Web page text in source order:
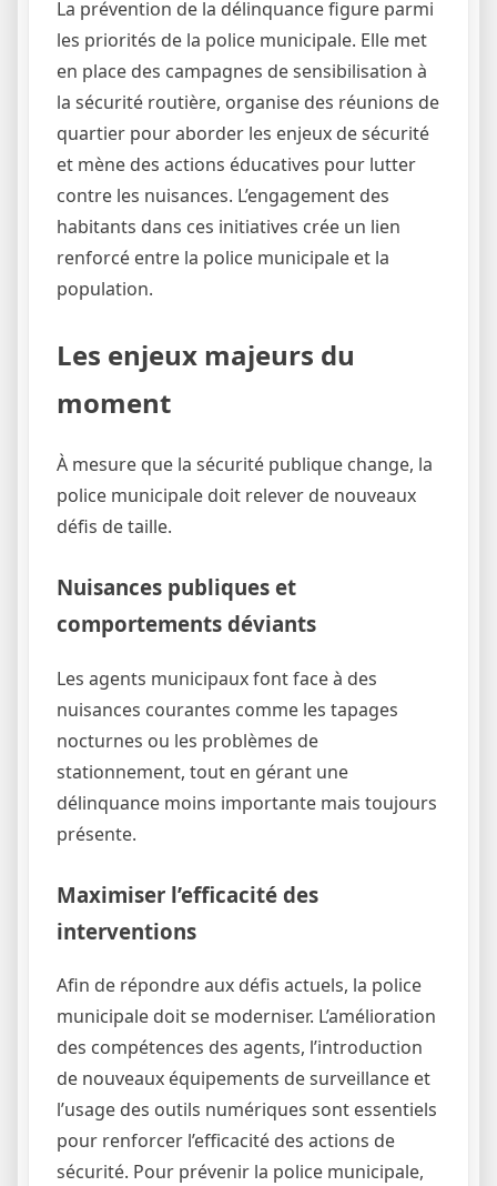
La prévention de la délinquance figure parmi
les priorités de la police municipale. Elle met
en place des campagnes de sensibilisation à
la sécurité routière, organise des réunions de
quartier pour aborder les enjeux de sécurité
et mène des actions éducatives pour lutter
contre les nuisances. L’engagement des
habitants dans ces initiatives crée un lien
renforcé entre la police municipale et la
population.
Les enjeux majeurs du
moment
À mesure que la sécurité publique change, la
police municipale doit relever de nouveaux
défis de taille.
Nuisances publiques et
comportements déviants
Les agents municipaux font face à des
nuisances courantes comme les tapages
nocturnes ou les problèmes de
stationnement, tout en gérant une
délinquance moins importante mais toujours
présente.
Maximiser l’efficacité des
interventions
Afin de répondre aux défis actuels, la police
municipale doit se moderniser. L’amélioration
des compétences des agents, l’introduction
de nouveaux équipements de surveillance et
l’usage des outils numériques sont essentiels
pour renforcer l’efficacité des actions de
sécurité. Pour prévenir la police municipale,